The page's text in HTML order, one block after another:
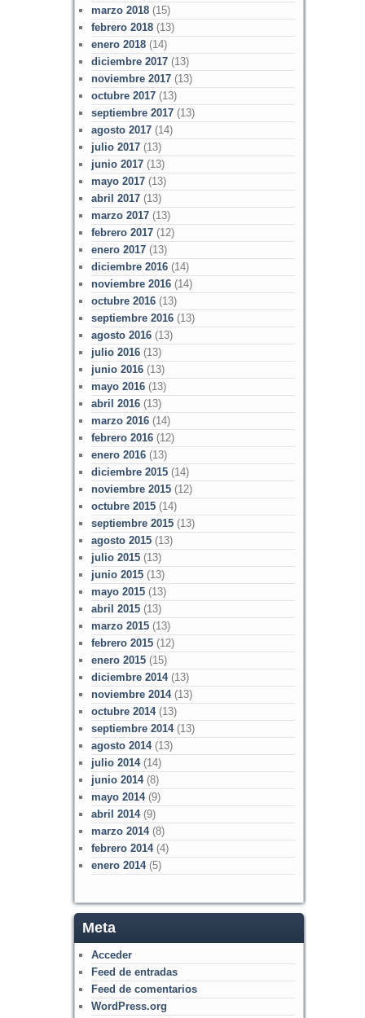
marzo 2018(15)
febrero 2018(13)
enero 2018(14)
diciembre 2017(13)
noviembre 2017(13)
octubre 2017(13)
septiembre 2017(13)
agosto 2017(14)
julio 2017(13)
junio 2017(13)
mayo 2017(13)
abril 2017(13)
marzo 2017(13)
febrero 2017(12)
enero 2017(13)
diciembre 2016(14)
noviembre 2016(14)
octubre 2016(13)
septiembre 2016(13)
agosto 2016(13)
julio 2016(13)
junio 2016(13)
mayo 2016(13)
abril 2016(13)
marzo 2016(14)
febrero 2016(12)
enero 2016(13)
diciembre 2015(14)
noviembre 2015(12)
octubre 2015(14)
septiembre 2015(13)
agosto 2015(13)
julio 2015(13)
junio 2015(13)
mayo 2015(13)
abril 2015(13)
marzo 2015(13)
febrero 2015(12)
enero 2015(15)
diciembre 2014(13)
noviembre 2014(13)
octubre 2014(13)
septiembre 2014(13)
agosto 2014(13)
julio 2014(14)
junio 2014(8)
mayo 2014(9)
abril 2014(9)
marzo 2014(8)
febrero 2014(4)
enero 2014(5)
Meta
Acceder
Feed de entradas
Feed de comentarios
WordPress.org